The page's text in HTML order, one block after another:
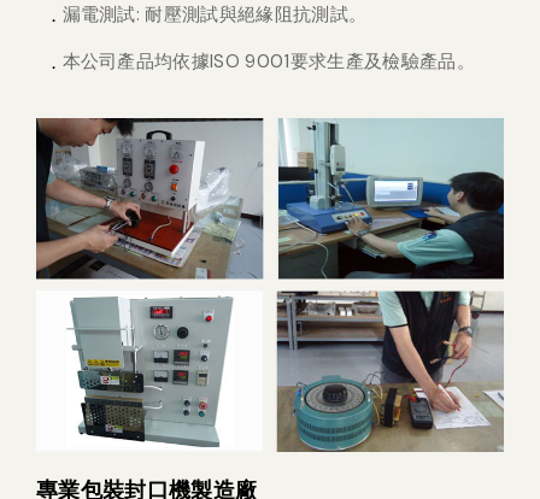
漏電測試: 耐壓測試與絕緣阻抗測試。
本公司產品均依據ISO 9001要求生產及檢驗產品。
專業包裝封口機製造廠